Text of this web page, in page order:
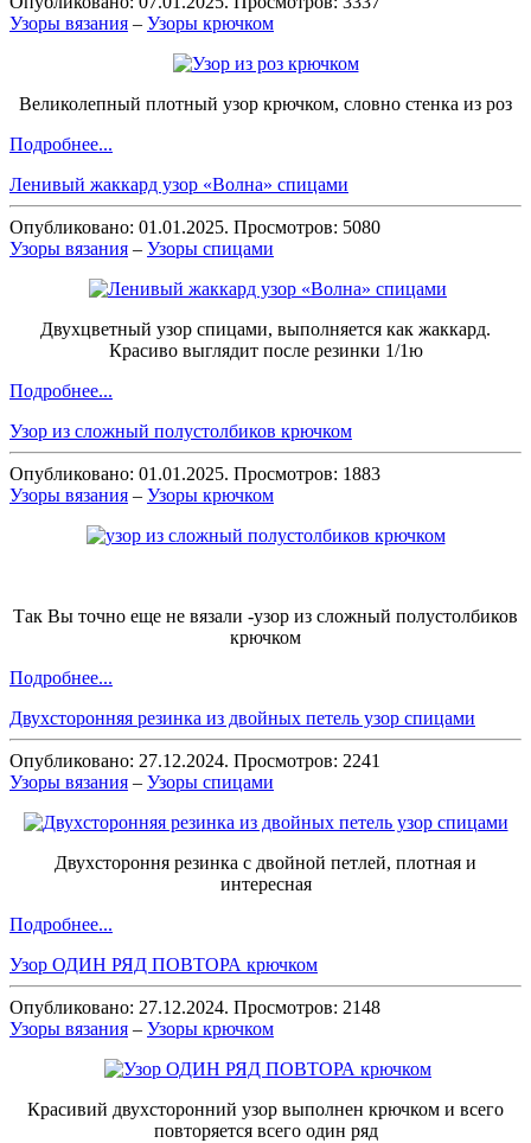
Узоры вязания – Узоры крючком
Великолепный плотный узор крючком, словно стенка из роз
Подробнее...
Ленивый жаккард узор «Волна» спицами
Опубликовано: 01.01.2025. Просмотров: 5080
Узоры вязания – Узоры спицами
Двухцветный узор спицами, выполняется как жаккард.
Красиво выглядит после резинки 1/1ю
Подробнее...
Узор из сложный полустолбиков крючком
Опубликовано: 01.01.2025. Просмотров: 1883
Узоры вязания – Узоры крючком
Так Вы точно еще не вязали -узор из сложный полустолбиков
крючком
Подробнее...
Двухсторонняя резинка из двойных петель узор спицами
Опубликовано: 27.12.2024. Просмотров: 2241
Узоры вязания – Узоры спицами
Двухстороння резинка с двойной петлей, плотная и
интересная
Подробнее...
Узор ОДИН РЯД ПОВТОРА крючком
Опубликовано: 27.12.2024. Просмотров: 2148
Узоры вязания – Узоры крючком
Красивий двухсторонний узор выполнен крючком и всего
повторяется всего один ряд